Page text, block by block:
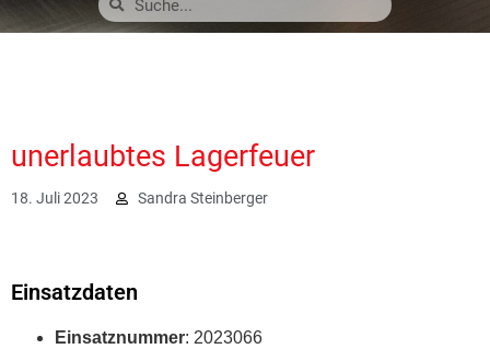
unerlaubtes Lagerfeuer
18. Juli 2023 Sandra Steinberger
Einsatzdaten
Einsatznummer: 2023066